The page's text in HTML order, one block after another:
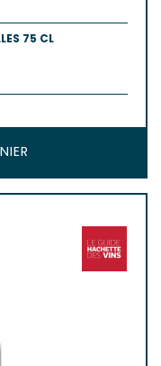
75 CL